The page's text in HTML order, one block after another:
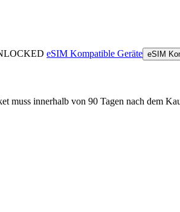
eSIM Kompatible Geräte eSIM
muss innerhalb von 90 Tagen nach dem